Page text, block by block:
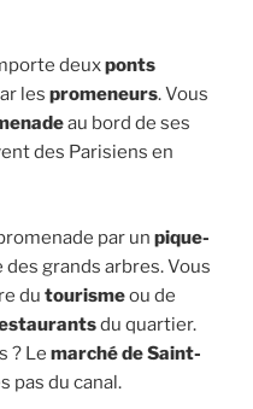
deuxponts
les promeneurs. Vous
au bord de ses
des Parisiens en
par un pique-
des grands arbres. Vous
du tourismeou de
du quartier.
? Le marché de Saint-
pas du canal.